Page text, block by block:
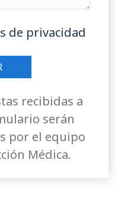
de privacidad
recibidas a
serán
por el equipo
Médica.